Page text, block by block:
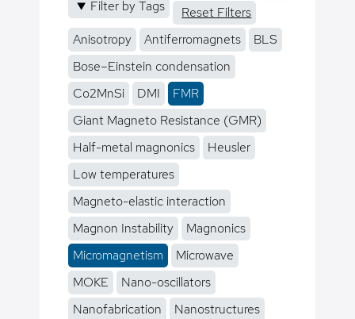
Filter by Tags
Reset Filters
Anisotropy
Antiferromagnets
BLS
Bose–Einstein condensation
Co2MnSi
DMI
FMR
Giant Magneto Resistance (GMR)
Half-metal magnonics
Heusler
Low temperatures
Magneto-elastic interaction
Magnon Instability
Magnonics
Micromagnetism
Microwave
MOKE
Nano-oscillators
Nanofabrication
Nanostructures